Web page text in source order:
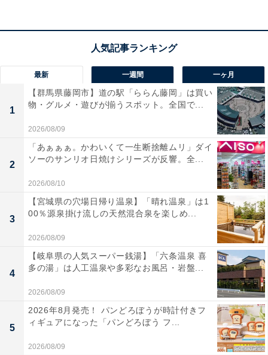
埼玉県立大学：健康や宇宙について学ぶ
埼玉県立大学では、未就学児や小学生、中学生を対象に
さまざまな講座を開いています。
7月28日に開催される中学生が対象の「3Dプリンタでア
イデアを形にしよう！」では、作業療法士が3Dプリンタ
でその人に合わせたモノ作りを行うことに着目し、3Dプ
リンタを使った自由なモノ作りが体験できる講座を開い
ています。
31日は、小学5年生～高校生を対象に、「宇宙のかけら
を調べよう」を開催。いろいろな種類の宇宙のかけら
8月26日には、小学4～6年生を対象にした「みんなで学
ぼう！健康のリテラシー」を開催。正しい情報を見極め
る方法を、本や雑誌を使った調べ学習やカード作りを通
最新 一週間 一ヶ月
1
【群馬県藤岡市】道の駅「ららん藤岡」は買い
物・グルメ・遊びが揃うスポット。全国で...
2026/08/09
2
「あぁぁぁ。かわいくて一生断捨離ムリ」ダイ
ソーのサンリオ日焼けシリーズが反響。全...
2026/08/10
3
【宮城県の穴場日帰り温泉】「晴れ温泉」は1
00％源泉掛け流しの天然混合泉を楽しめ...
2026/08/09
4
【岐阜県の人気スーパー銭湯】「六条温泉 喜
多の湯」は人工温泉や多彩なお風呂・岩盤...
2026/08/09
5
2026年8月発売！ パンどろぼうが時計付きフ
ィギュアになった「パンどろぼう フ...
2026/08/09